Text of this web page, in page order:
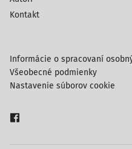
Kontakt
Informácie o spracovaní
Všeobecné podmienky
Nastavenie súborov cookie